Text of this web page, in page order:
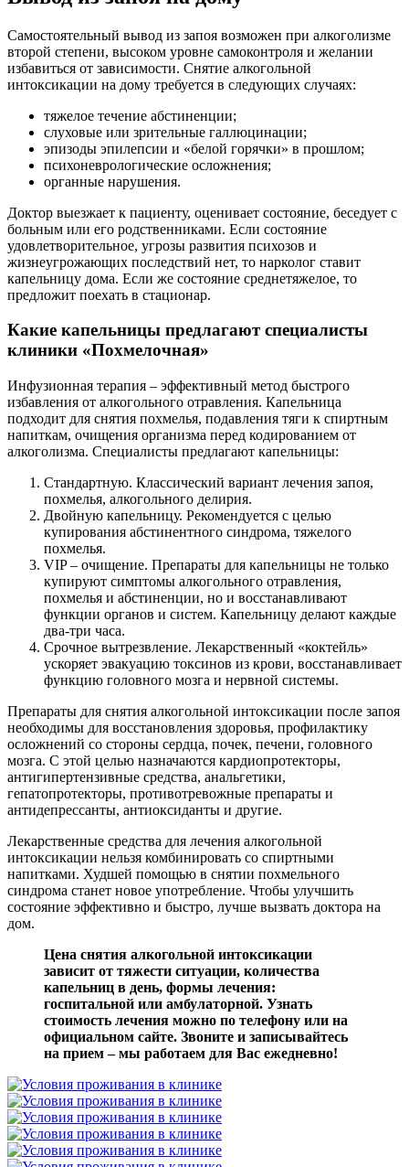
Самостоятельный вывод из запоя возможен при алкоголизме
второй степени, высоком уровне самоконтроля и желании
избавиться от зависимости. Снятие алкогольной
интоксикации на дому требуется в следующих случаях:
тяжелое течение абстиненции;
слуховые или зрительные галлюцинации;
эпизоды эпилепсии и «белой горячки» в прошлом;
психоневрологические осложнения;
органные нарушения.
Доктор выезжает к пациенту, оценивает состояние, беседует с
больным или его родственниками. Если состояние
удовлетворительное, угрозы развития психозов и
жизнеугрожающих последствий нет, то нарколог ставит
капельницу дома. Если же состояние среднетяжелое, то
предложит поехать в стационар.
Какие капельницы предлагают специалисты
клиники «Похмелочная»
Инфузионная терапия – эффективный метод быстрого
избавления от алкогольного отравления. Капельница
подходит для снятия похмелья, подавления тяги к спиртным
напиткам, очищения организма перед кодированием от
алкоголизма. Специалисты предлагают капельницы:
Стандартную. Классический вариант лечения запоя,
похмелья, алкогольного делирия.
Двойную капельницу. Рекомендуется с целью
купирования абстинентного синдрома, тяжелого
похмелья.
VIP – очищение. Препараты для капельницы не только
купируют симптомы алкогольного отравления,
похмелья и абстиненции, но и восстанавливают
функции органов и систем. Капельницу делают каждые
два-три часа.
Срочное вытрезвление. Лекарственный «коктейль»
ускоряет эвакуацию токсинов из крови, восстанавливает
функцию головного мозга и нервной системы.
Препараты для снятия алкогольной интоксикации после запоя
необходимы для восстановления здоровья, профилактику
осложнений со стороны сердца, почек, печени, головного
мозга. С этой целью назначаются кардиопротекторы,
антигипертензивные средства, анальгетики,
гепатопротекторы, противотревожные препараты и
антидепрессанты, антиоксиданты и другие.
Лекарственные средства для лечения алкогольной
интоксикации нельзя комбинировать со спиртными
напитками. Худшей помощью в снятии похмельного
синдрома станет новое употребление. Чтобы улучшить
состояние эффективно и быстро, лучше вызвать доктора на
дом.
Цена снятия алкогольной интоксикации
зависит от тяжести ситуации, количества
капельниц в день, формы лечения:
госпитальной или амбулаторной. Узнать
стоимость лечения можно по телефону или на
официальном сайте. Звоните и записывайтесь
на прием – мы работаем для Вас ежедневно!